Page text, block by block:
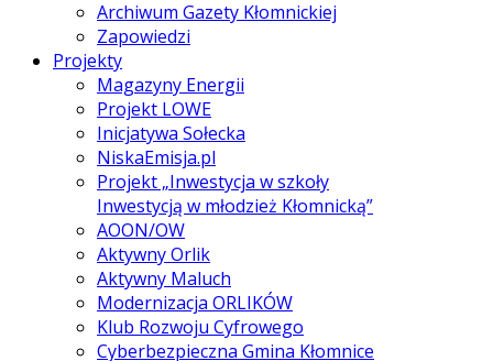
Archiwum Gazety Kłomnickiej
Zapowiedzi
Projekty
Magazyny Energii
Projekt LOWE
Inicjatywa Sołecka
NiskaEmisja.pl
Projekt „Inwestycja w szkoły
Inwestycją w młodzież Kłomnicką”
AOON/OW
Aktywny Orlik
Aktywny Maluch
Modernizacja ORLIKÓW
Klub Rozwoju Cyfrowego
Cyberbezpieczna Gmina Kłomnice